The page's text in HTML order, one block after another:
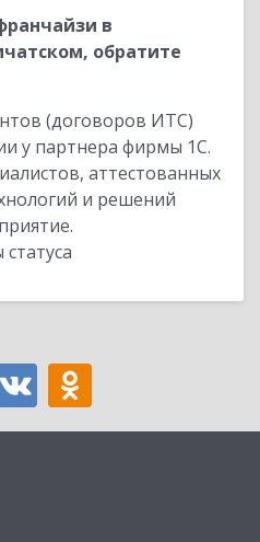
в
обратите
(договоров ИТС)
у партнера фирмы 1С.
аттестованных
и решений